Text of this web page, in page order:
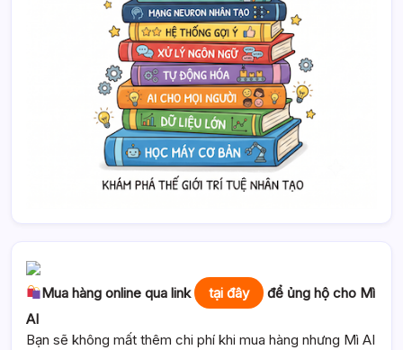
Mua hàng online qua link tại đây
để ủng hộ cho Mì
AI
Bạn sẽ không mất thêm chi phí khi mua hàng nhưng Mì AI